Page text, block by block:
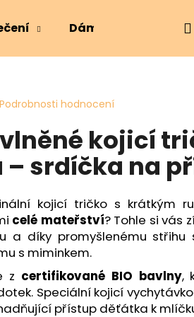
Dámské oblečení
Podrobnosti hodnocení
kojicí
– srdíčka na
kojicí tričko s krátkým
celé mateřství? Tohle si vás
a díky promyšlenému
s miminkem.
z certifikované BIO bavlny,
Speciální kojicí
přístup děťátka k